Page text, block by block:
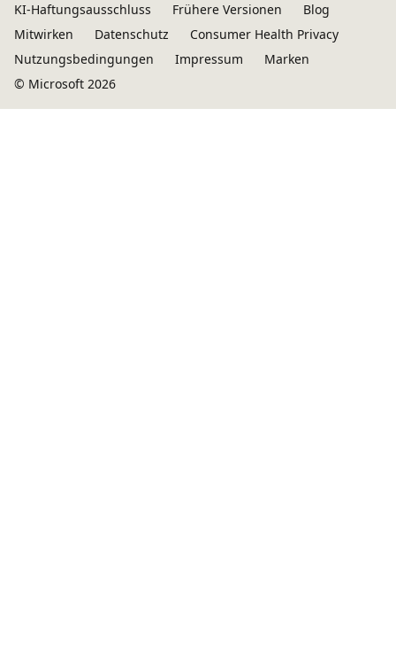
KI-Haftungsausschluss Frühere Versionen
Blog
Mitwirken
Datenschutz
Consumer Health Privacy
Nutzungsbedingungen
Impressum
Marken
© Microsoft 2026